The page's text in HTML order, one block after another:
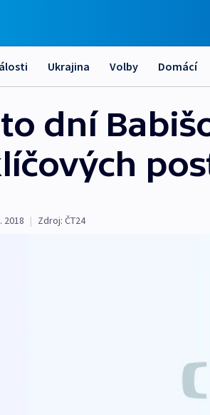
Ukrajina Volby Domácí
dní
2018 | Zdroj: ČT24